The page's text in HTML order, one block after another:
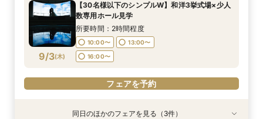
8/31(月)
10:00〜
13:00〜
16:00〜
フェアを予約
8/31(月)
11:00〜
14:00〜
18:00〜
フェアを予約
8/31(月)
10:00〜
13:00〜
16:00〜
フェアを予約
9/3(木)
【30名様以下のシンプルW】和洋3挙式場×少人
数専用ホール見学
所要時間：2時間程度
10:00〜
13:00〜
16:00〜
フェアを予約
特典あり同日のほかのフェアを見る（3件）